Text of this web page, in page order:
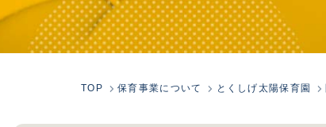
TOP 保育事業について とくしげ太陽保育園